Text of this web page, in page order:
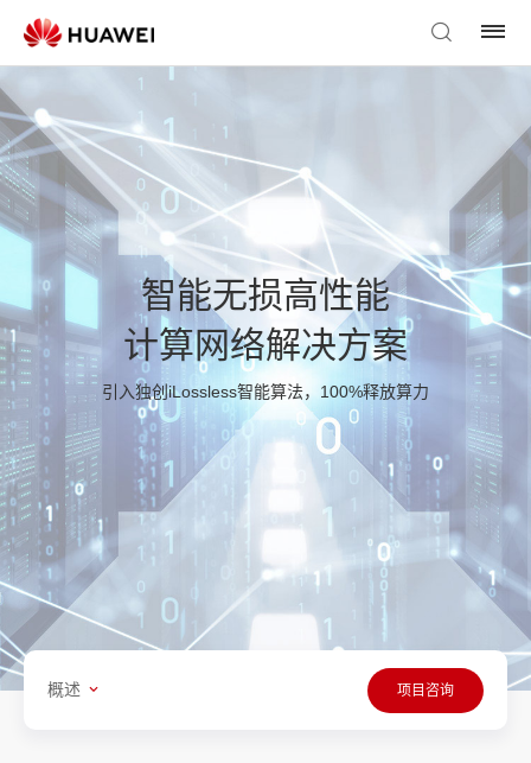
智能无损高性能
计算网络解决方案
引入独创iLossless智能算法，100%释放算力
概述 项目咨询